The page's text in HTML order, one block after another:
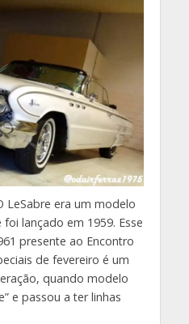
LeSabre era um modelo
lançado em 1959. Esse
presente ao Encontro
de fevereiro é um
quando modelo
e passou a ter linhas